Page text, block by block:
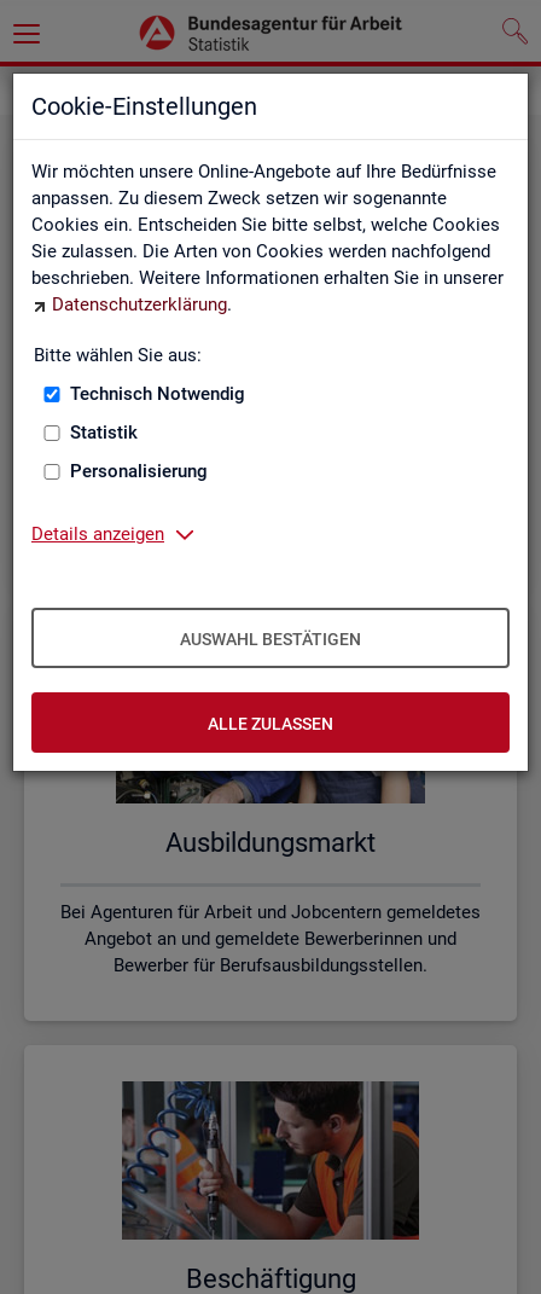
Cookie-Einstellungen
Wir möchten unsere Online-Angebote auf Ihre Bedürfnisse
anpassen. Zu diesem Zweck setzen wir sogenannte
Cookies ein. Entscheiden Sie bitte selbst, welche Cookies
Sie zulassen. Die Arten von Cookies werden nachfolgend
beschrieben. Weitere Informationen erhalten Sie in unserer
Datenschutzerklärung.
Bitte wählen Sie aus:
Technisch Notwendig
Statistik
Personalisierung
Details anzeigen
AUSWAHL BESTÄTIGEN
ALLE ZULASSEN
Un­ter­be­schäf­ti­gung
Wie viele Menschen suchen Arbeit oder haben
Beschäftigungsverhältnis fehlt?
Aus­bil­dungs­markt
Bei Agenturen für Arbeit und Jobcentern gemeldetes
Angebot an und gemeldete Bewerberinnen und
Bewerber für Berufsausbildungsstellen.
Be­schäf­ti­gung